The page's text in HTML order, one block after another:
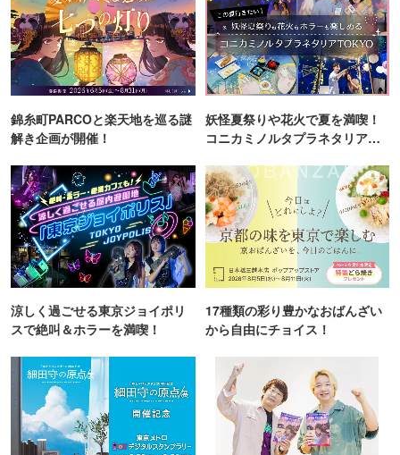
錦糸町PARCOと楽天地を巡る謎
解き企画が開催！
妖怪夏祭りや花火で夏を満喫！
コニカミノルタプラネタリア
涼しく過ごせる東京ジョイポリ
スで絶叫＆ホラーを満喫！
17種類の彩り豊かなおばんざい
から自由にチョイス！